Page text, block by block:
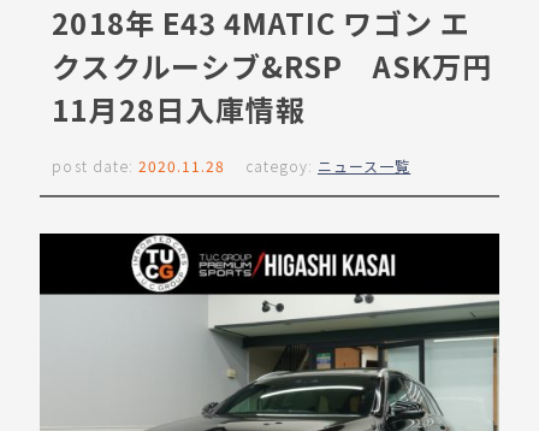
2018年 E43 4MATIC ワゴン エ
クスクルーシブ&RSP ASK万円
11月28日入庫情報
post date: 2020.11.28 categoy: ニュース一覧